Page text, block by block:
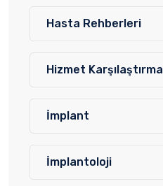
Hasta Rehberleri
Hizmet Karşılaştırma
İmplant
İmplantoloji